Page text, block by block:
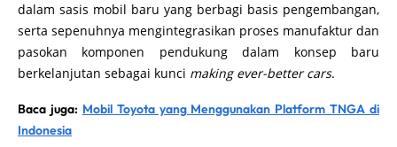
dalam sasis mobil baru yang berbagi basis pengembangan,
serta sepenuhnya mengintegrasikan proses manufaktur dan
pasokan komponen pendukung dalam konsep baru
berkelanjutan sebagai kunci making ever-better cars.
Baca juga: Mobil Toyota yang Menggunakan Platform TNGA di
Indonesia